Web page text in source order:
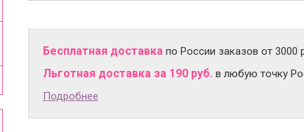
Бесплатная доставка по России заказов от 3000
Льготная доставка за 190 руб. в любую точку
Подробнее